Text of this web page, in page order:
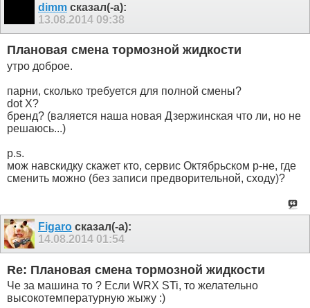
dimm сказал(-а):
13.08.2014 09:38
Плановая смена тормозной жидкости
утро доброе.
парни, сколько требуется для полной смены?
dot X?
бренд? (валяется наша новая Дзержинская что ли, но не
решаюсь...)
p.s.
мож навскидку скажет кто, сервис Октябрьском р-не, где
сменить можно (без записи предворительной, сходу)?
Figaro сказал(-а):
14.08.2014 01:54
Re: Плановая смена тормозной жидкости
Че за машина то ? Если WRX STi, то желательно
высокотемпературную жыжу :)